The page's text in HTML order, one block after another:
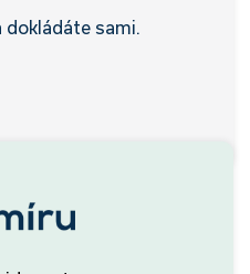
dokládáte sami.